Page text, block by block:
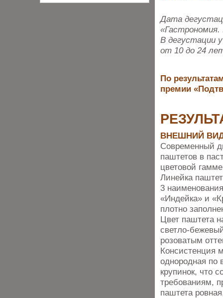
Дата
«Гастрономия.
В дегустации
от 10 до 24
По
премии
ВНЕШНИЙ
Современный
паштетов в
цветовой
Линейка
3
«Индейка» и
плотно
Цвет паштета
светло-
розоватым
Консистенция
однородная по
крупинок, что
требованиям,
паштета